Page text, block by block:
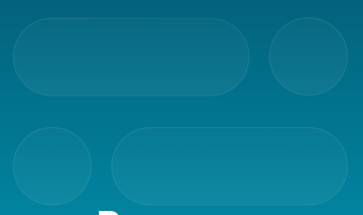
Upphämtningar